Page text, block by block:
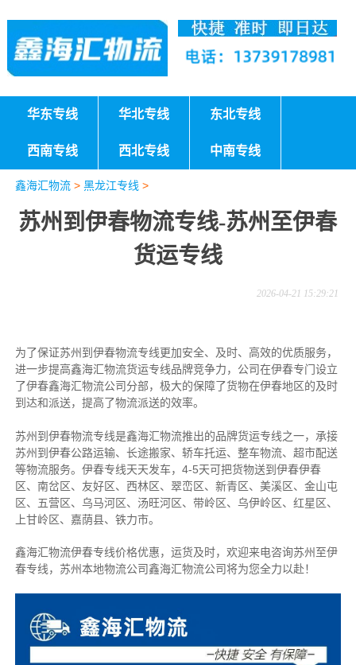
华东专线 华北专线 东北专线
西南专线 西北专线 中南专线
鑫海汇物流> 黑龙江专线 >
苏州到伊春物流专线-苏州至伊春
货运专线
2026-04-21 15:29:21
为了保证苏州到伊春物流专线更加安全、及时、高效的优质服务，
进一步提高鑫海汇物流货运专线品牌竞争力，公司在伊春专门设立
了伊春鑫海汇物流公司分部，极大的保障了货物在伊春地区的及时
到达和派送，提高了物流派送的效率。
苏州到伊春物流专线是鑫海汇物流推出的品牌货运专线之一， 承接
苏州到伊春公路运输、长途搬家、轿车托运、整车物流、超市配送
等物流服务。 伊春专线天天发车，4-5天可把货物送到伊春伊春
区、南岔区、友好区、西林区、翠峦区、新青区、美溪区、金山屯
区、五营区、乌马河区、汤旺河区、带岭区、乌伊岭区、红星区、
上甘岭区、嘉荫县、铁力市。
鑫海汇物流伊春专线价格优惠，运货及时，欢迎来电咨询苏州至伊
春专线，苏州本地物流公司鑫海汇物流公司将为您全力以赴！